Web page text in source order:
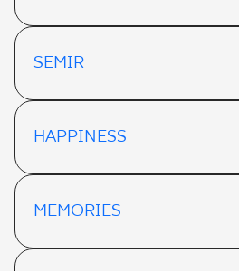
SEMIR
HAPPINESS
MEMORIES